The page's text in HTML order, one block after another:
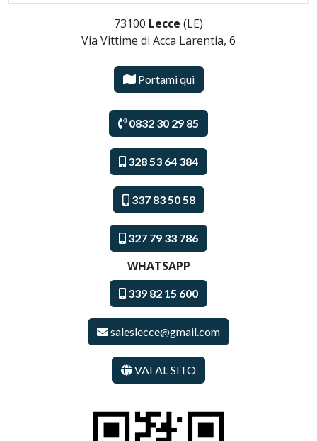
73100 Lecce (LE)
Via Vittime di Acca Larentia, 6
Portami qui
0832 30 29 85
328 53 64 384
337 83 50 58
327 79 33 786
WHATSAPP
339 82 15 600
saleslecce@gmail.com
VAI AL SITO